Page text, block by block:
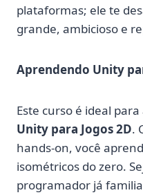
plataformas; ele te
grande, ambicioso e
Aprendendo Unity
Este curso é ideal
Unity para Jogos 2D.
hands-on, você
isométricos do zero.
programador já